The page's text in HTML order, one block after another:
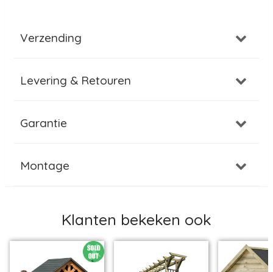
Verzending
Levering & Retouren
Garantie
Montage
Klanten bekeken ook